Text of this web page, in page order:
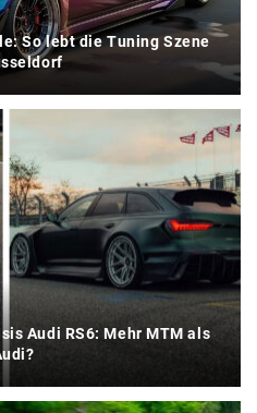
So lebt die Tuning Szene
Audi RS6: Mehr MTM als